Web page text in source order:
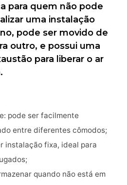
para quem não pode
uma instalação
pode ser movido de
outro, e possui uma
para liberar o ar
pode ser facilmente
entre diferentes cômodos;
instalação fixa, ideal para
quando não está em